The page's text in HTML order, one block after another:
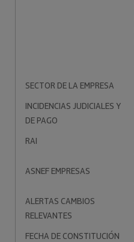
SECTOR DE LA EMPRESA
INCIDENCIAS JUDICIALES Y
DE PAGO
RAI
ASNEF EMPRESAS
ALERTAS CAMBIOS
RELEVANTES
FECHA DE CONSTITUCIÓN